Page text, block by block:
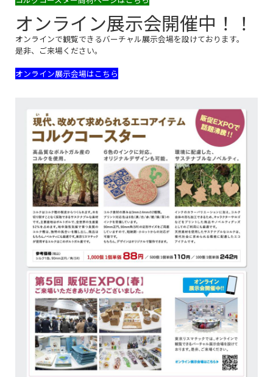
オンライン展示会開催中！！
オンラインで観覧できるバーチャル展示会場を設けております。
是非、ご来場ください。
オンライン展示会場はこちら